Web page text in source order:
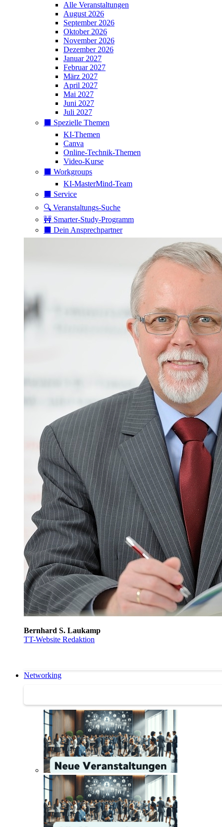
Alle Veranstaltungen
August 2026
September 2026
Oktober 2026
November 2026
Dezember 2026
Januar 2027
Februar 2027
März 2027
April 2027
Mai 2027
Juni 2027
Juli 2027
⬛️ Spezielle Themen
KI-Themen
Canva
Online-Technik-Themen
Video-Kurse
⬛️ Workgroups
KI-MasterMind-Team
⬛️ Service
🔍 Veranstaltungs-Suche
🚧 Smarter-Study-Programm
⬛️ Dein Ansprechpartner
Bernhard S. Laukamp
TT-Website Redaktion
Networking